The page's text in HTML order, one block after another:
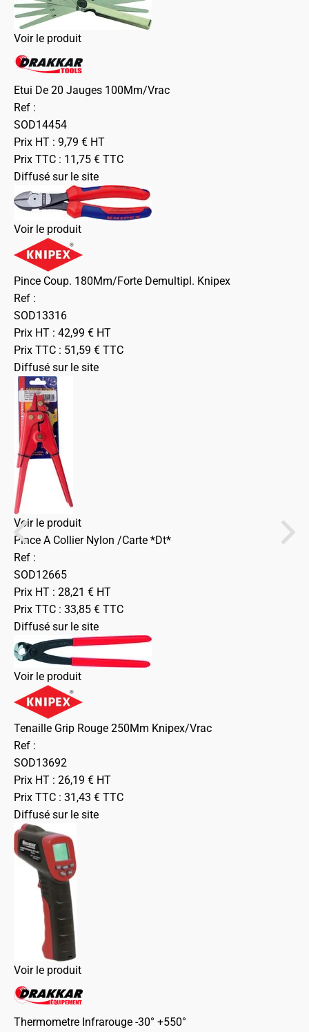
Voir le produit
Etui De 20 Jauges 100Mm/Vrac
Ref :
SOD14454
Prix HT : 9,79 € HT
Prix TTC : 11,75 € TTC
Diffusé sur le site
Voir le produit
Pince Coup. 180Mm/Forte Demultipl. Knipex
Ref :
SOD13316
Prix HT : 42,99 € HT
Prix TTC : 51,59 € TTC
Diffusé sur le site
Voir le produit
Pince A Collier Nylon /Carte *Dt*
Ref :
SOD12665
Prix HT : 28,21 € HT
Prix TTC : 33,85 € TTC
Diffusé sur le site
Voir le produit
Tenaille Grip Rouge 250Mm Knipex/Vrac
Ref :
SOD13692
Prix HT : 26,19 € HT
Prix TTC : 31,43 € TTC
Diffusé sur le site
Voir le produit
Thermometre Infrarouge -30° +550°